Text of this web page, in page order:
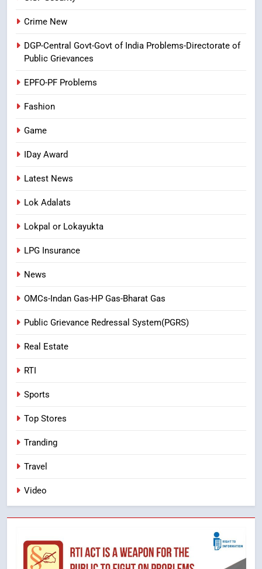
8
Laddu: A Sacred Trust Betrayed
Crime New
DGP-Central Govt-Govt of India Problems-Directorate of
Public Grievances
EPFO-PF Problems
Fashion
Game
IDay Award
Latest News
Lok Adalats
Lokpal or Lokayukta
LPG Insurance
News
OMCs-Indan Gas-HP Gas-Bharat Gas
Public Grievance Redressal System(PGRS)
Real Estate
RTI
Sports
Top Stores
Tranding
Travel
Video